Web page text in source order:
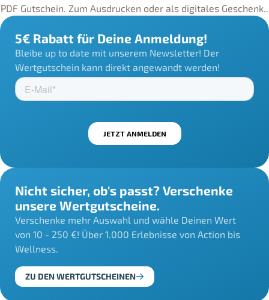
PDF Gutschein. Zum Ausdrucken oder als digitales Geschenk..
5€ Rabatt für Deine Anmeldung!
Bleibe up to date mit unserem Newsletter! Der
Wertgutschein kann direkt angewandt werden!
Nicht sicher, ob's passt? Verschenke
unsere Wertgutscheine.
Verschenke mehr Auswahl und wähle Deinen Wert
von 10 - 250 €! Über 1.000 Erlebnisse von Action bis
Wellness.
ZU DEN WERTGUTSCHEINEN